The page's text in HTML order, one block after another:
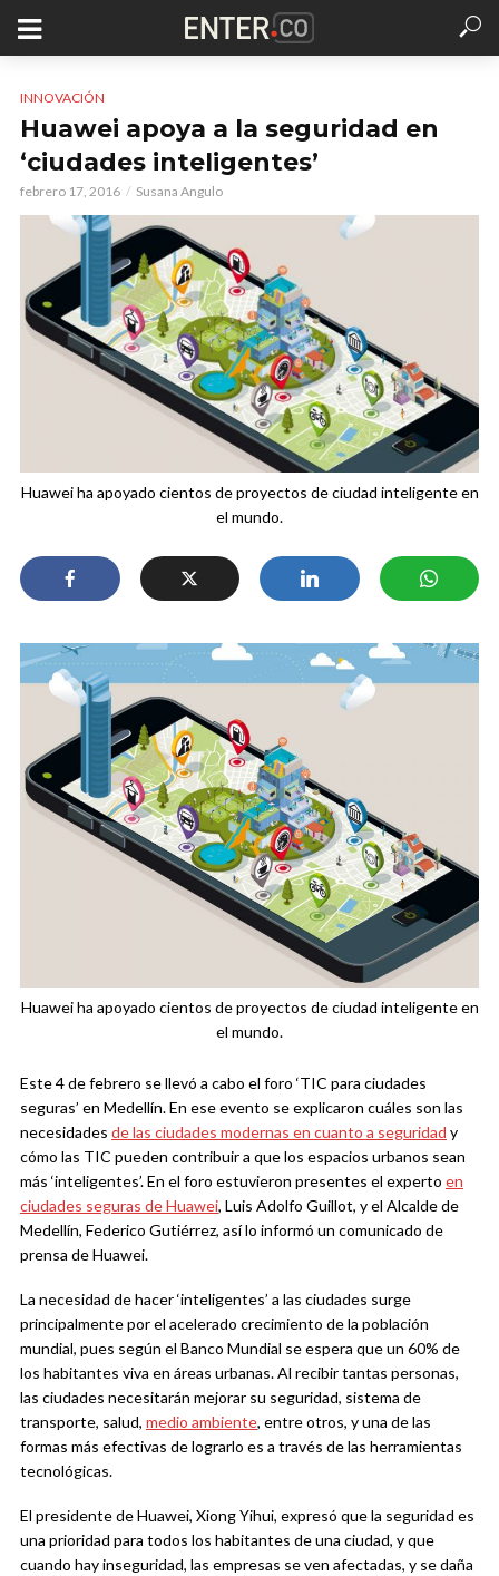
INNOVACIÓN
Huawei apoya a la seguridad en
‘ciudades inteligentes’
febrero 17, 2016 Susana Angulo
Huawei ha apoyado cientos de proyectos de ciudad inteligente en
el mundo.
Huawei ha apoyado cientos de proyectos de ciudad inteligente en
el mundo.
Este 4 de febrero se llevó a cabo el foro ‘TIC para ciudades
seguras’ en Medellín. En ese evento se explicaron cuáles son las
necesidades de las ciudades modernas en cuanto a seguridad y
cómo las TIC pueden contribuir a que los espacios urbanos sean
más ‘inteligentes’. En el foro estuvieron presentes el experto en
ciudades seguras de Huawei, Luis Adolfo Guillot, y el Alcalde de
Medellín, Federico Gutiérrez, así lo informó un comunicado de
prensa de Huawei.
La necesidad de hacer ‘inteligentes’ a las ciudades surge
principalmente por el acelerado crecimiento de la población
mundial, pues según el Banco Mundial se espera que un 60% de
los habitantes viva en áreas urbanas. Al recibir tantas personas,
las ciudades necesitarán mejorar su seguridad, sistema de
transporte, salud, medio ambiente, entre otros, y una de las
formas más efectivas de lograrlo es a través de las herramientas
tecnológicas.
El presidente de Huawei, Xiong Yihui, expresó que la seguridad es
una prioridad para todos los habitantes de una ciudad, y que
cuando hay inseguridad, las empresas se ven afectadas, y se daña